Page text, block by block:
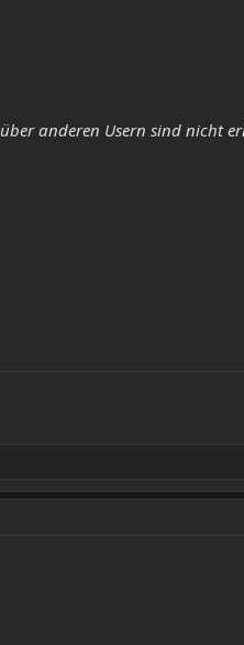
anderen Usern sind nicht